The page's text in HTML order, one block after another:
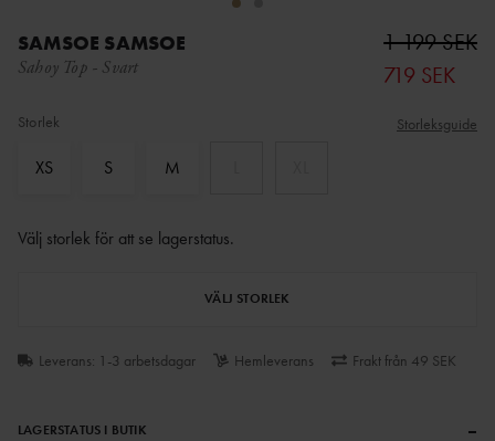
SAMSOE SAMSOE
Sahoy Top - Svart
1 199 SEK
719 SEK
Storlek Storleksguide
XS S M
Välj storlek för att se lagerstatus.
VÄLJ STORLEK
Leverans: 1-3 arbetsdagar Hemleverans Frakt från 49 SEK
LAGERSTATUS I BUTIK –